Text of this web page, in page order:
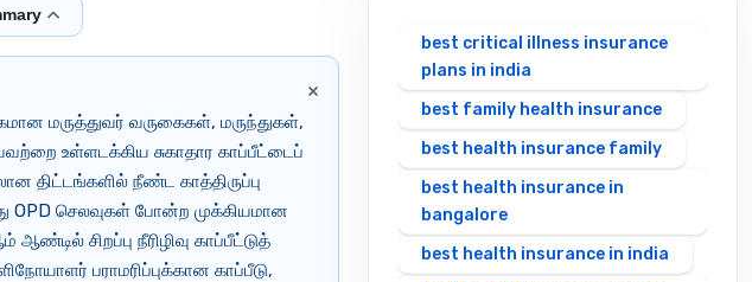
×
மருத்துவர் வருகைகள், மருந்துகள்,
உள்ளடக்கிய சுகாதார காப்பீட்டைப்
திட்டங்களில் நீண்ட காத்திருப்பு
செலவுகள் போன்ற முக்கியமான
சிறப்பு நீரிழிவு காப்பீட்டுத்
பராமரிப்புக்கான காப்பீடு,
best critical illness insurance
plans in india
best family health insurance
best health insurance family
best health insurance in
bangalore
best health insurance in india